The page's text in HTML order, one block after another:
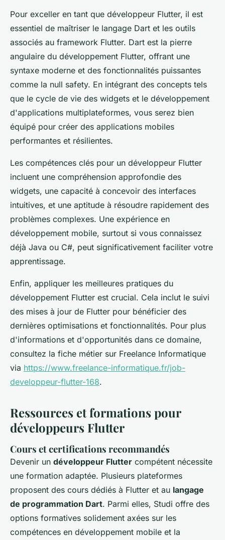
Pour exceller en tant que développeur Flutter, il est
essentiel de maîtriser le langage Dart et les outils
associés au framework Flutter. Dart est la pierre
angulaire du développement Flutter, offrant une
syntaxe moderne et des fonctionnalités puissantes
comme la null safety. En intégrant des concepts tels
que le cycle de vie des widgets et le développement
d'applications multiplateformes, vous serez bien
équipé pour créer des applications mobiles
performantes et résilientes.
Les compétences clés pour un développeur Flutter
incluent une compréhension approfondie des
widgets, une capacité à concevoir des interfaces
intuitives, et une aptitude à résoudre rapidement des
problèmes complexes. Une expérience en
développement mobile, surtout si vous connaissez
déjà Java ou C#, peut significativement faciliter votre
apprentissage.
Enfin, appliquer les meilleures pratiques du
développement Flutter est crucial. Cela inclut le suivi
des mises à jour de Flutter pour bénéficier des
dernières optimisations et fonctionnalités. Pour plus
d'informations et d'opportunités dans ce domaine,
consultez la fiche métier sur Freelance Informatique
via https://www.freelance-informatique.fr/job-
developpeur-flutter-168.
Ressources et formations pour
développeurs Flutter
Cours et certifications recommandés
Devenir un développeur Flutter compétent nécessite
une formation adaptée. Plusieurs plateformes
proposent des cours dédiés à Flutter et au langage
de programmation Dart. Parmi elles, Studi offre des
options formatives solidement axées sur les
compétences en développement mobile et la